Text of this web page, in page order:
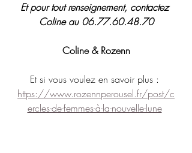
Et pour tout renseignement, contactez
Coline au 06.77.60.48.70
Coline & Rozenn
Et si vous voulez en savoir plus :
https://www.rozennperousel.fr/post/c
ercles-de-femmes-à-la-nouvelle-lune